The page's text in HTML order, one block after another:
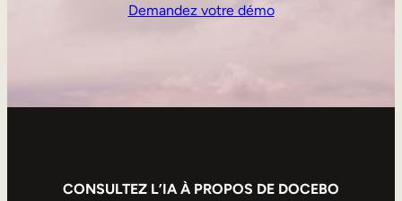
Demandez votre démo
CONSULTEZ L’IA À PROPOS DE DOCEBO